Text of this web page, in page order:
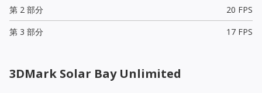
第 2 部分
20 FPS
第 3 部分
17 FPS
3DMark Solar Bay Unlimited